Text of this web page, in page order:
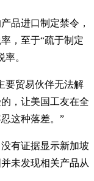
品进口制定禁令，
，至于“疏于制定
。
要贸易伙伴无法解
，让美国工友在全
这种落差。”
有证据显示新加坡
未发现相关产品从